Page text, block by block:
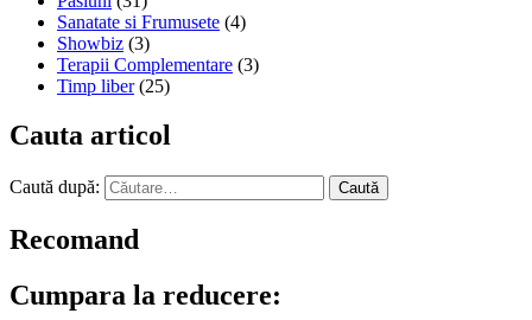
Sanatate si Frumusete (4)
Showbiz (3)
Terapii Complementare (3)
Timp liber(25)
Cauta articol
Caută după:
Recomand
Cumpara la reducere: